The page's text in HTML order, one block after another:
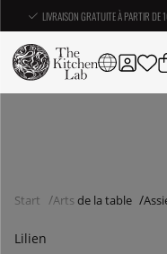
LIVRAISON GRATUITE À PARTIR DE
Start Arts de la table
Lilien